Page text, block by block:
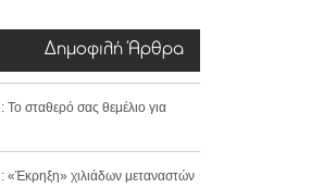
Δημοφιλή Άρθρα
Το σταθερό σας θεμέλιο για
χιλιάδων μεταναστών